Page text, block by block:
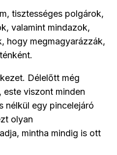
tisztességes polgárok,
valamint mindazok,
hogy megmagyarázzák,
Délelőtt még
viszont minden
nélkül egy pincelejáró
olyan
mintha mindig is ott